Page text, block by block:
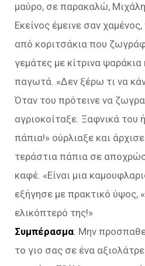
μαύρο, σε παρακαλώ,
Εκείνος έμεινε σαν
από κοριτσάκια που
γεμάτες με κίτρινα
παγωτά. «Δεν ξέρω τι να
Όταν του πρότεινε να
αγριοκοίταξε. Ξαφνικά του
πάπια!» ούρλιαξε και
τεράστια πάπια σε
καφέ. «Είναι μια
εξήγησε με πρακτικό ύψος,
ελικόπτερό της!»
Συμπέρασμα: Μην
το γιο σας σε ένα